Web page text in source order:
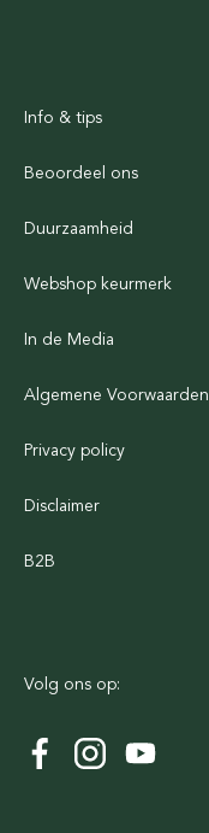
Info & tips
Beoordeel ons
Duurzaamheid
Webshop keurmerk
In de Media
Algemene Voorwaarden
Privacy policy
Disclaimer
B2B
Volg ons op: